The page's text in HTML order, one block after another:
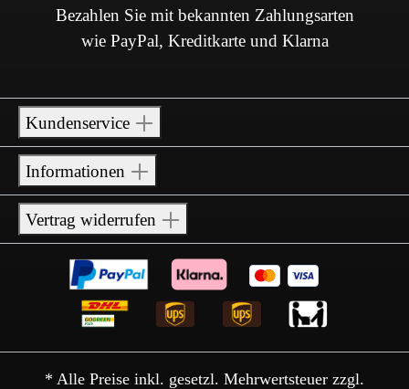
Bezahlen Sie mit bekannten Zahlungsarten
wie PayPal, Kreditkarte und Klarna
Kundenservice
Informationen
Vertrag widerrufen
* Alle Preise inkl. gesetzl. Mehrwertsteuer zzgl.